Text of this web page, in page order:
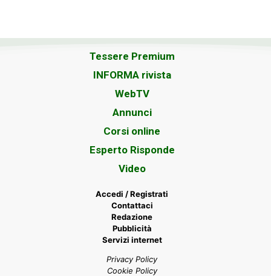
Tessere Premium
INFORMA rivista
WebTV
Annunci
Corsi online
Esperto Risponde
Video
Accedi / Registrati
Contattaci
Redazione
Pubblicità
Servizi internet
Privacy Policy
Cookie Policy